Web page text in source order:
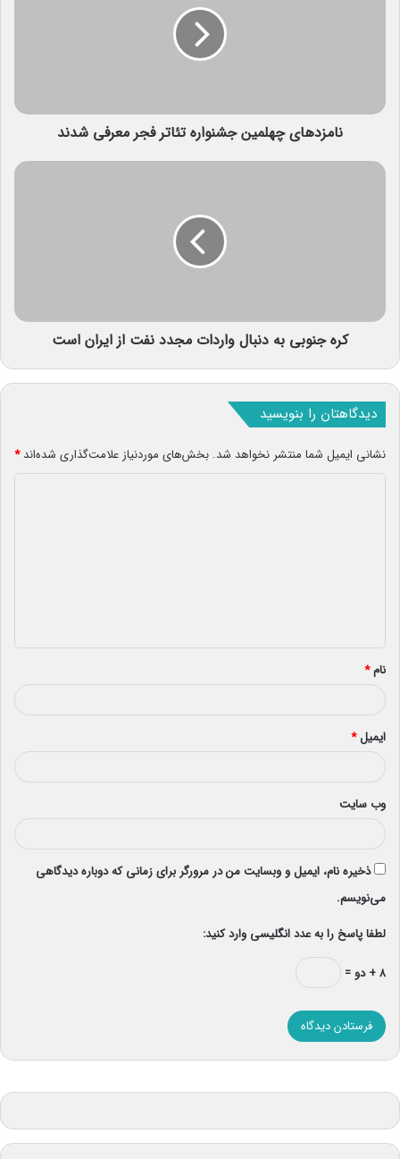
نامزدهای چهلمین جشنواره تئاتر فجر معرفی شدند
کره جنوبی به دنبال واردات مجدد نفت از ایران است
دیدگاهتان را بنویسید
نشانی ایمیل شما منتشر نخواهد شد. بخش‌های موردنیاز علامت‌گذاری شده‌اند*
*
نام*
ایمیل*
وب‌ سایت
ذخیره نام، ایمیل و وبسایت من در مرورگر برای زمانی که دوباره دیدگاهی
می‌نویسم.
لطفا پاسخ را به عدد انگلیسی وارد کنید:
۸ + دو =